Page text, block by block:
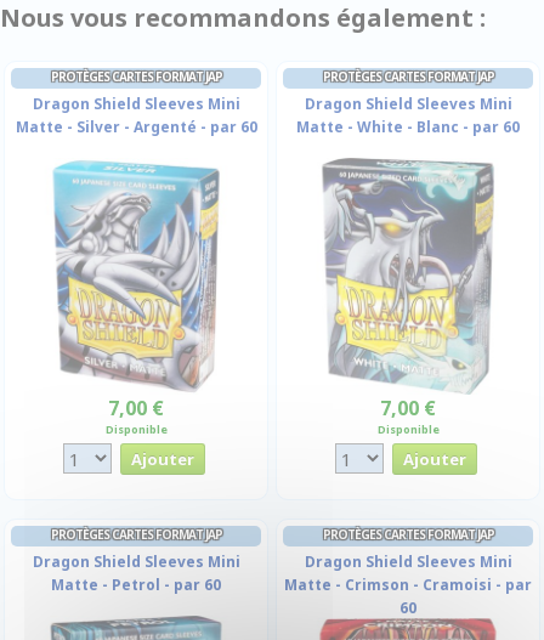
Nous vous recommandons également :
PROTÈGES CARTES FORMAT JAP
Dragon Shield Sleeves Mini
Matte - Silver - Argenté - par 60
7,00 €
Disponible
PROTÈGES CARTES FORMAT JAP
Dragon Shield Sleeves Mini
Matte - White - Blanc - par 60
7,00 €
Disponible
PROTÈGES CARTES FORMAT JAP
Dragon Shield Sleeves Mini
Matte - Petrol - par 60
PROTÈGES CARTES FORMAT JAP
Dragon Shield Sleeves Mini
Matte - Crimson - Cramoisi - par
60